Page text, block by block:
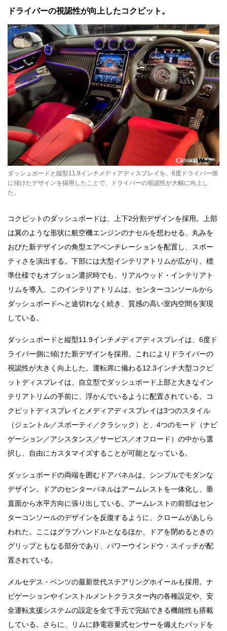
ドライバーの視認性が向上したコクピット。
ダッシュボードと縦型11.9インチメディアディスプレイを、6度ドライバー側
に傾けたデザインを採用したことで、ドライバーの視認性が大幅に向上し
た。
コクピットのダッシュボードは、上下2分割デザインを採用。上部
は翼のような形状に航空機エンジンのナセルを想わせる、丸みを
おびた新デザインの角型エアベンチレーションを配置し、スポー
ティさを演出する。下部には大型インテリアトリムが広がり、標
準仕様でもオプション選択時でも、リアルウッド・インテリアト
リムを導入。このインテリアトリムは、センターコンソールから
ダッシュボードへと途切れなく続き、質感の高い室内空間を実現
している。
ダッシュボードと縦型11.9インチメディアディスプレイは、6度ド
ライバー側に傾けた新デザインを採用。これによりドライバーの
視認性が大きく向上した。運転席に備わる12.3インチ大型コクピ
ットディスプレイは、自立型でダッシュボード上部と大きなイン
テリアトリムの手前に、浮かんでいるように配置されている。コ
クピットディスプレイとメディアディスプレイは3つのスタイル
（ジェントル／スポーティ／クラシック）と、4つのモード（ナビ
ゲーション／アシスタンス／サービス／オフロード）の中から選
択し、自由にカスタマイズすることが可能となっている。
ダッシュボードの両端を囲むドアパネルは、シンプルでモダンな
デザイン。ドアのセンターパネルはアームレストを一体化し、垂
直面から水平方向に張り出している。アームレストの前部はセン
ターコンソールのデザインを反復するように、クロームがあしら
われた。ここはグラブハンドルとなるほか、ドアを閉めるときの
グリップともなる部分であり、パワーウインドウ・スイッチが配
置されている。
メルセデス・ベンツの最新世代ステアリングホイールも採用。ナ
ビゲーションやインストルメントクラスター内の各種設定や、安
全運転支援システムの設定を全て手元で完結できる機能性も搭載
している。さらに、リムに静電容量式センサーを備えたパッドを